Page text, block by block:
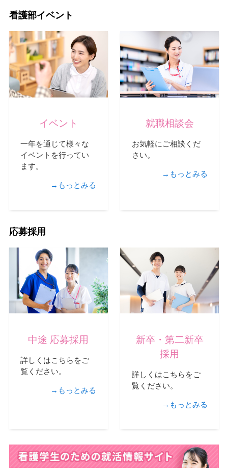
看護部イベント
イベント
一年を通じて様々な
イベントを行ってい
ます。
→もっとみる
就職相談会
お気軽にご相談くだ
さい。
→もっとみる
応募採用
中途 応募採用
詳しくはこちらをご
覧ください。
→もっとみる
新卒・第二新卒
採用
詳しくはこちらをご
覧ください。
→もっとみる